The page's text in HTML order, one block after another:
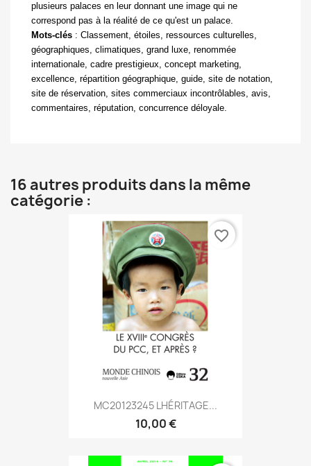
plusieurs palaces en leur donnant une image qui ne
correspond pas à la réalité de ce qu'est un palace.
Mots-clés : Classement, étoiles, ressources culturelles,
géographiques, climatiques, grand luxe, renommée
internationale, cadre prestigieux, concept marketing,
excellence, répartition géographique, guide, site de notation,
site de réservation, sites commerciaux incontrôlables, avis,
commentaires, réputation, concurrence déloyale.
16 autres produits dans la même
catégorie :
MC20123245 LHÉRITAGE...
10,00 €
favorite_border